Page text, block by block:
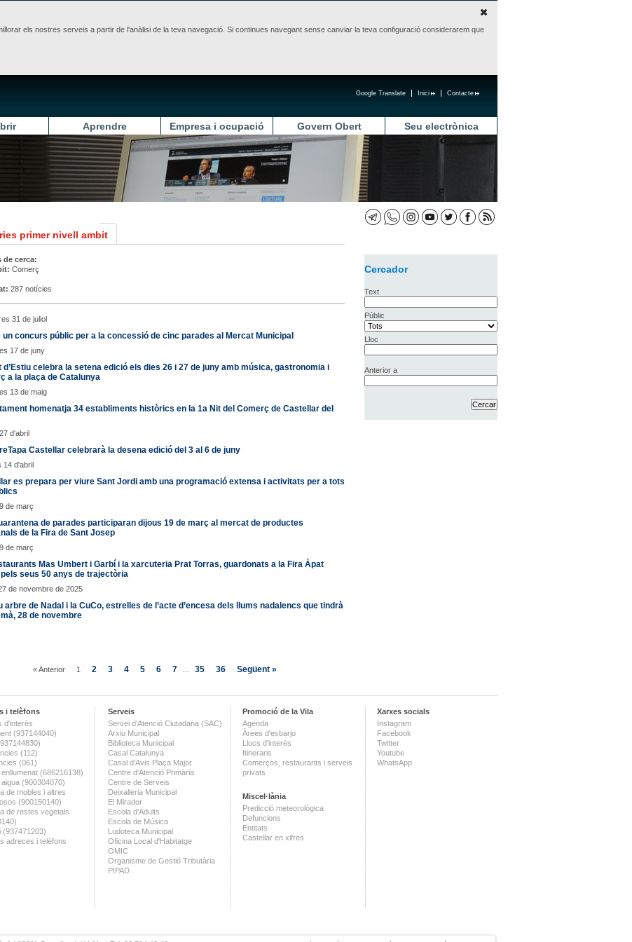
els nostres serveis a partir de l'anàlisi de la teva navegació. Si continues navegant sense canviar la teva configuració considerarem que
Contacte
Inici
Google Translate
Aprendre Empresa i ocupació Govern Obert Seu electrònica
primer nivell ambit
de cerca:
Comerç
287 notícies
31 de juliol
un concurs públic per a la concessió de cinc parades al Mercat Municipal
17 de juny
d’Estiu celebra la setena edició els dies 26 i 27 de juny amb música, gastronomia i
a la plaça de Catalunya
13 de maig
homenatja 34 establiments històrics en la 1a Nit del Comerç de Castellar del
d'abril
Castellar celebrarà la desena edició del 3 al 6 de juny
14 d'abril
es prepara per viure Sant Jordi amb una programació extensa i activitats per a tots
de març
de parades participaran dijous 19 de març al mercat de productes
de la Fira de Sant Josep
de març
Mas Umbert i Garbí i la xarcuteria Prat Torras, guardonats a la Fira Àpat
seus 50 anys de trajectòria
de novembre de 2025
arbre de Nadal i la CuCo, estrelles de l’acte d’encesa dels llums nadalencs que tindrà
28 de novembre
« Anterior 1 2 3 4 5 6 7 35 36 Següent »
Cercador
Text
Públic
Lloc
Anterior a
i telèfons
d'interès
(937144040)
(112)
(061)
(686216138)
(900304070)
de mobles i altres
(900150140)
de restes vegetals
(937471203)
adreces i telèfons
Serveis
Servei d'Atenció Ciutadana (SAC)
Arxiu Municipal
Biblioteca Municipal
Casal Catalunya
Casal d'Avis Plaça Major
Centre d'Atenció Primària
Centre de Serveis
Deixalleria Municipal
El Mirador
Escola d'Adults
Escola de Música
Ludoteca Municipal
Oficina Local d'Habitatge
OMIC
Organisme de Gestió Tributària
PIPAD
Promoció de la Vila
Agenda
Àrees d'esbarjo
Llocs d'interès
Itineraris
Comerços, restaurants i serveis
privats
Miscel·lània
Predicció meteorològica
Defuncions
Entitats
Castellar en xifres
Xarxes socials
Instagram
Facebook
Twitter
Youtube
WhatsApp